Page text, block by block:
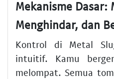
Mekanisme Dasar:
Menghindar, dan
Kontrol di Metal
intuitif. Kamu
melompat. Semua